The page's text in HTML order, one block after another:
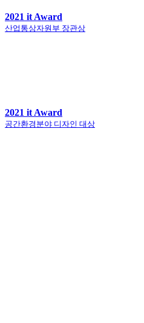
2021 it Award
산업통상자원부 장관상
2021 it Award
공간환경분야 디자인 대상